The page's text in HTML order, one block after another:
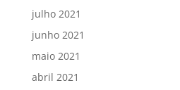
julho 2021
junho 2021
maio 2021
abril 2021